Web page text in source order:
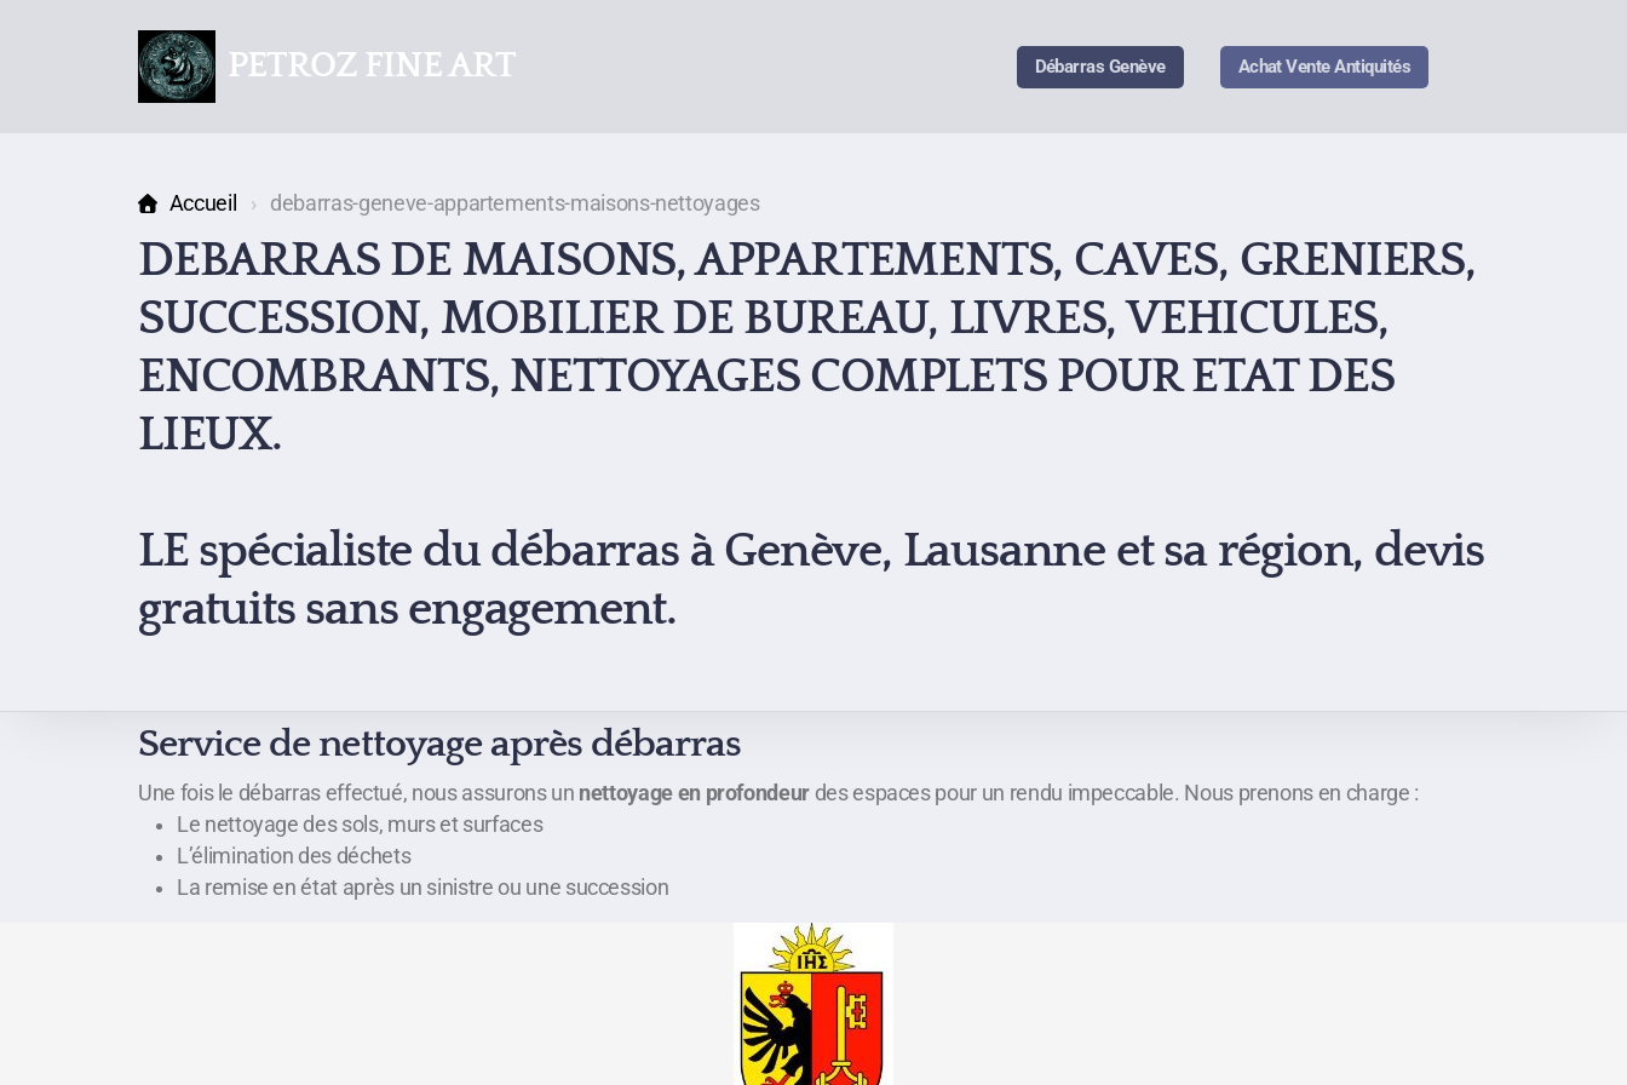
PETROZ FINE ART Débarras Genève Achat Vente Antiquités
Accueil debarras-geneve-appartements-maisons-nettoyages
DEBARRAS DE MAISONS, APPARTEMENTS, CAVES, GRENIERS,
SUCCESSION, MOBILIER DE BUREAU, LIVRES, VEHICULES,
ENCOMBRANTS, NETTOYAGES COMPLETS POUR ETAT DES
LIEUX.
LEspécialiste dudébarrasà Genève, Lausanne et sa région, devis
gratuits sans engagement.
Service de nettoyage après débarras
Une fois le débarras effectué, nous assurons un nettoyage en profondeur des espaces pour un rendu impeccable. Nous prenons en charge :
Le nettoyage des sols, murs et surfaces
L’élimination des déchets
La remise en état après un sinistre ou une succession